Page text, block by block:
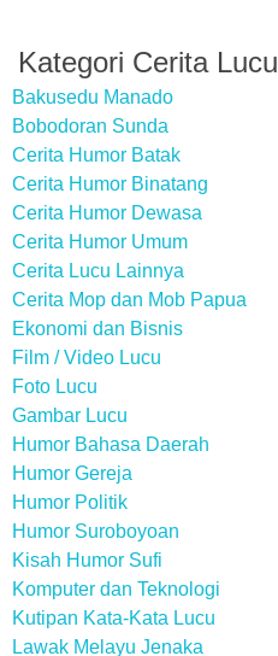
Kategori Cerita Lucu
Bakusedu Manado
Bobodoran Sunda
Cerita Humor Batak
Cerita Humor Binatang
Cerita Humor Dewasa
Cerita Humor Umum
Cerita Lucu Lainnya
Cerita Mop dan Mob Papua
Ekonomi dan Bisnis
Film / Video Lucu
Foto Lucu
Gambar Lucu
Humor Bahasa Daerah
Humor Gereja
Humor Politik
Humor Suroboyoan
Kisah Humor Sufi
Komputer dan Teknologi
Kutipan Kata-Kata Lucu
Lawak Melayu Jenaka